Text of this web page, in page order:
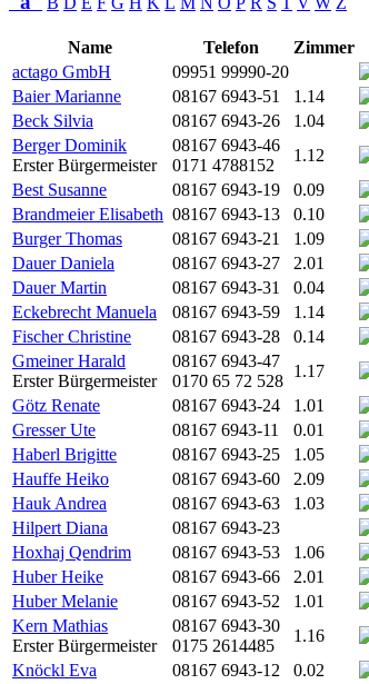
Name
Telefon Zimmer
actago GmbH
09951 99990-20
Baier Marianne
08167 6943-51 1.14
Beck Silvia
08167 6943-26 1.04
Berger Dominik
Erster Bürgermeister
08167 6943-46
0171 4788152
1.12
Best Susanne
08167 6943-19 0.09
Brandmeier Elisabeth 08167 6943-13 0.10
Burger Thomas
08167 6943-21 1.09
Dauer Daniela
08167 6943-27 2.01
Dauer Martin
08167 6943-31 0.04
Eckebrecht Manuela
08167 6943-59 1.14
Fischer Christine
08167 6943-28 0.14
Gmeiner Harald
Erster Bürgermeister
08167 6943-47
0170 65 72 528
1.17
Götz Renate
08167 6943-24 1.01
Gresser Ute
08167 6943-11 0.01
Haberl Brigitte
08167 6943-25 1.05
Hauffe Heiko
08167 6943-60 2.09
Hauk Andrea
08167 6943-63 1.03
Hilpert Diana
08167 6943-23
Hoxhaj Qendrim
08167 6943-53 1.06
Huber Heike
08167 6943-66 2.01
Huber Melanie
08167 6943-52 1.01
Kern Mathias
Erster Bürgermeister
08167 6943-30
0175 2614485
1.16
Knöckl Eva
08167 6943-12 0.02